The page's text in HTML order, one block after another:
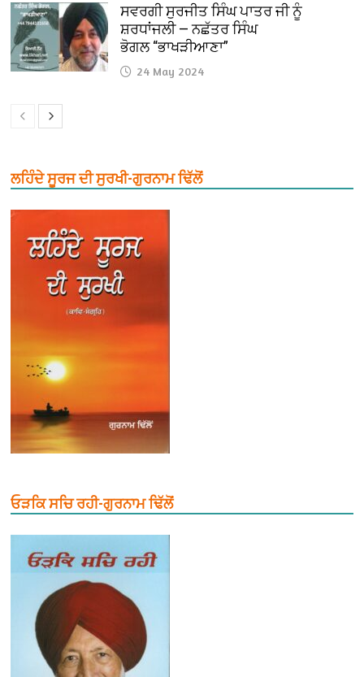
ਸਵਰਗੀ ਸੁਰਜੀਤ ਸਿੰਘ ਪਾਤਰ ਜੀ ਨੂੰ
ਸ਼ਰਧਾਂਜਲੀ — ਨਛੱਤਰ ਸਿੰਘ
ਭੋਗਲ “ਭਾਖੜੀਆਣਾ”
24 May 2024
ਲਹਿੰਦੇ ਸੂਰਜ ਦੀ ਸੁਰਖੀ-ਗੁਰਨਾਮ ਢਿੱਲੋਂ
ਓੜਕਿ ਸਚਿ ਰਹੀ-ਗੁਰਨਾਮ ਢਿੱਲੋਂ